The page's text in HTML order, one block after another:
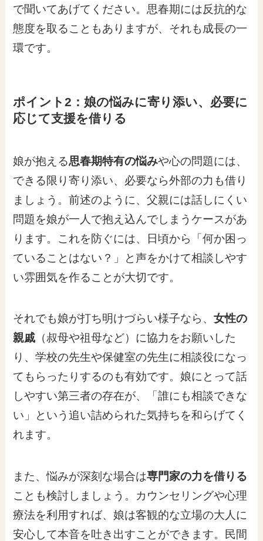
で聞いてあげてください。思春期には反抗的な
態度を取ることもありますが、それも成長の一
環です。
ポイント2：娘の悩みに寄り添い、必要に
応じて支援を借りる
娘が抱える思春期特有の悩みや心の問題には、
できる限り寄り添い、必要なら外部の力も借り
ましょう。前述のように、父親には話しにくい
問題を娘が一人で抱え込んでしまうケースがあ
ります。これを防ぐには、日頃から「何か困っ
ていることはない？」と声をかけて相談しやす
い雰囲気を作ることが大切です。
それでも娘が打ち明けづらい様子なら、女性の
親戚 （叔母や祖母など）に協力をお願いした
り、学校の先生や保健室の先生に相談役になっ
てもらったりするのも有効です。娘にとって話
しやすい第三者の存在が、「誰にも相談できな
い」という追い詰められた気持ちを和らげてく
れます。
また、悩みが深刻な場合は専門家の力を借りる
ことも検討しましょう。カウンセリングや心理
療法を利用すれば、娘は客観的な立場の大人に
安心して本音を吐き出すことができます。民間